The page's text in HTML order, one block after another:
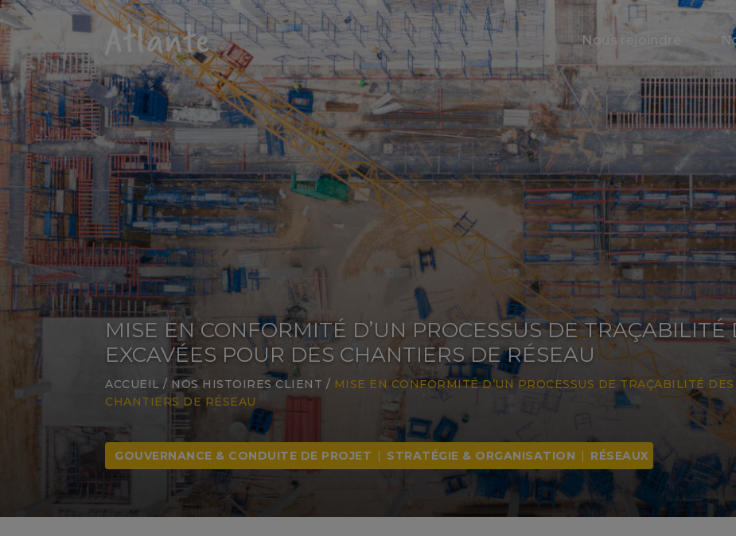
Nous rejoindre
MISE EN CONFORMITÉ D’UN PROCESSUS DE TRAÇABILITÉ
EXCAVÉES POUR DES CHANTIERS DE RÉSEAU​
ACCUEIL / NOS HISTOIRES CLIENT / MISE EN CONFORMITÉ D’UN PROCESSUS DE TRAÇABILITÉ
CHANTIERS DE RÉSEAU​
GOUVERNANCE & CONDUITE DE PROJET | STRATÉGIE & ORGANISATION | RÉSEAUX